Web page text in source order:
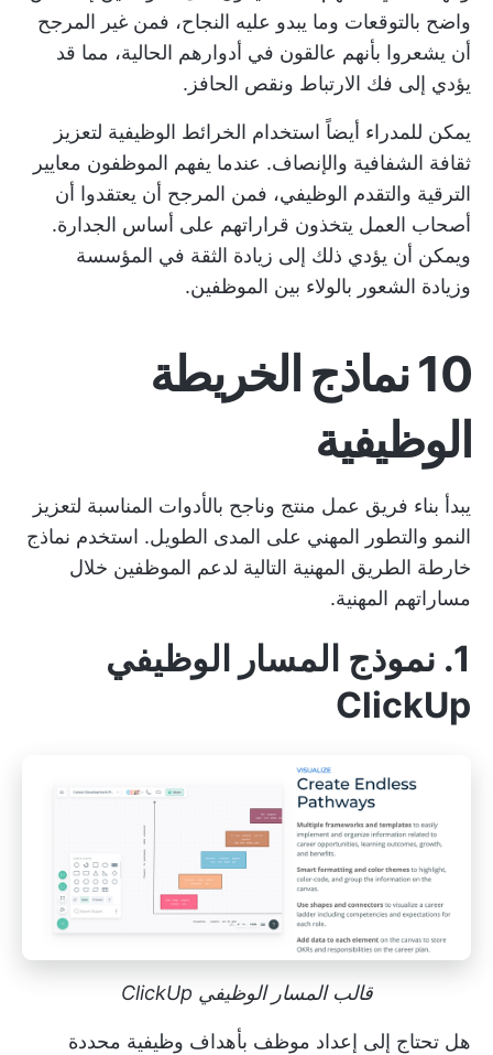
واضح بالتوقعات وما يبدو عليه النجاح، فمن غير المرجح
أن يشعروا بأنهم عالقون في أدوارهم الحالية، مما قد
يؤدي إلى فك الارتباط ونقص الحافز.
يمكن للمدراء أيضاً استخدام الخرائط الوظيفية لتعزيز
ثقافة الشفافية والإنصاف. عندما يفهم الموظفون معايير
الترقية والتقدم الوظيفي، فمن المرجح أن يعتقدوا أن
أصحاب العمل يتخذون قراراتهم على أساس الجدارة.
ويمكن أن يؤدي ذلك إلى زيادة الثقة في المؤسسة
وزيادة الشعور بالولاء بين الموظفين.
10 نماذج الخريطة
الوظيفية
يبدأ بناء فريق عمل منتج وناجح بالأدوات المناسبة لتعزيز
النمو والتطور المهني على المدى الطويل. استخدم نماذج
خارطة الطريق المهنية التالية لدعم الموظفين خلال
مساراتهم المهنية.
1. نموذج المسار الوظيفي
ClickUp
قالب المسار الوظيفي ClickUp
هل تحتاج إلى إعداد موظف بأهداف وظيفية محددة